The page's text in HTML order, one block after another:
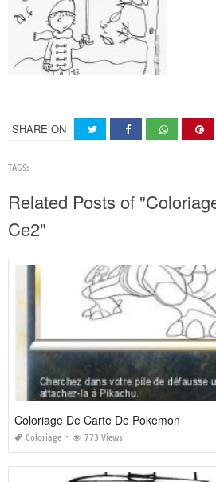
SHARE ON
TAGS:
Related Posts of
Ce2"
Coloriage De Carte De Pokemon
Coloriage 773 Views